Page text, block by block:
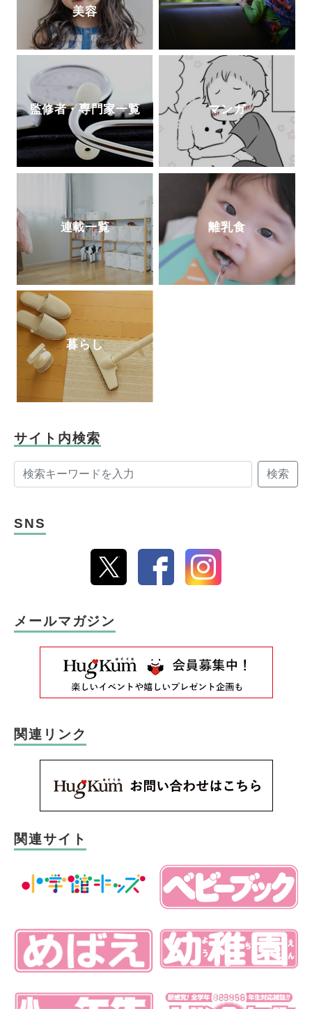
美容
監修者・専門家一覧 マンガ
連載一覧 離乳食
暮らし
サイト内検索
検索
SNS
メールマガジン
関連リンク
関連サイト